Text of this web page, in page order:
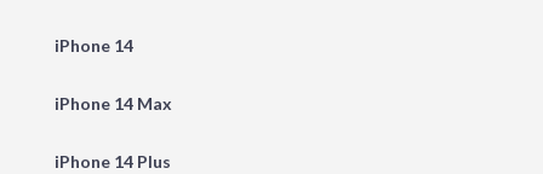
iPhone 14
iPhone 14 Max
iPhone 14 Plus